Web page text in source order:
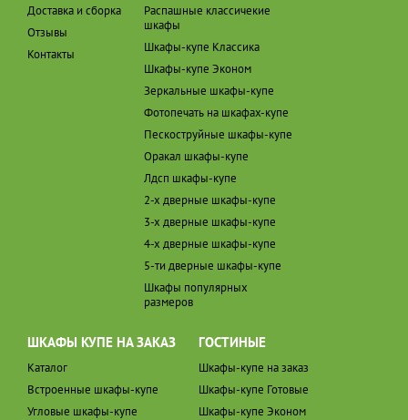
Доставка и сборка
Отзывы
Контакты
Распашные классичекие
шкафы
Шкафы-купе Классика
Шкафы-купе Эконом
Зеркальные шкафы-купе
Фотопечать на шкафах-купе
Пескоструйные шкафы-купе
Оракал шкафы-купе
Лдсп шкафы-купе
2-х дверные шкафы-купе
3-х дверные шкафы-купе
4-х дверные шкафы-купе
5-ти дверные шкафы-купе
Шкафы популярных
размеров
ШКАФЫ КУПЕ НА ЗАКАЗ
Каталог
Встроенные шкафы-купе
Угловые шкафы-купе
ГОСТИНЫЕ
Шкафы-купе на заказ
Шкафы-купе Готовые
Шкафы-купе Эконом